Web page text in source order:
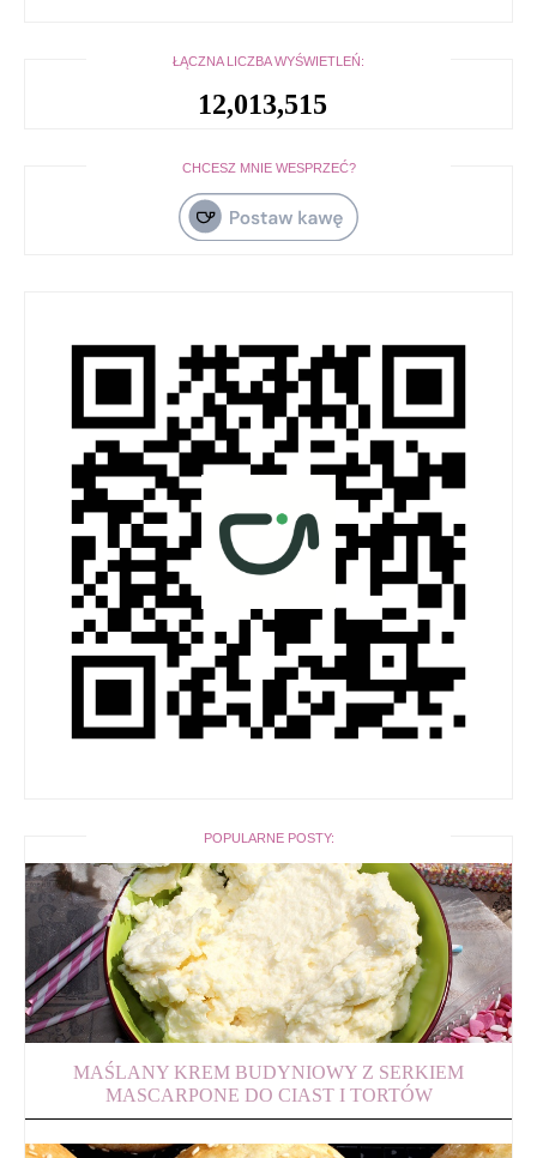
ŁĄCZNA LICZBA WYŚWIETLEŃ:
12,013,515
CHCESZ MNIE WESPRZEĆ?
POPULARNE POSTY:
MAŚLANY KREM BUDYNIOWY Z SERKIEM
MASCARPONE DO CIAST I TORTÓW